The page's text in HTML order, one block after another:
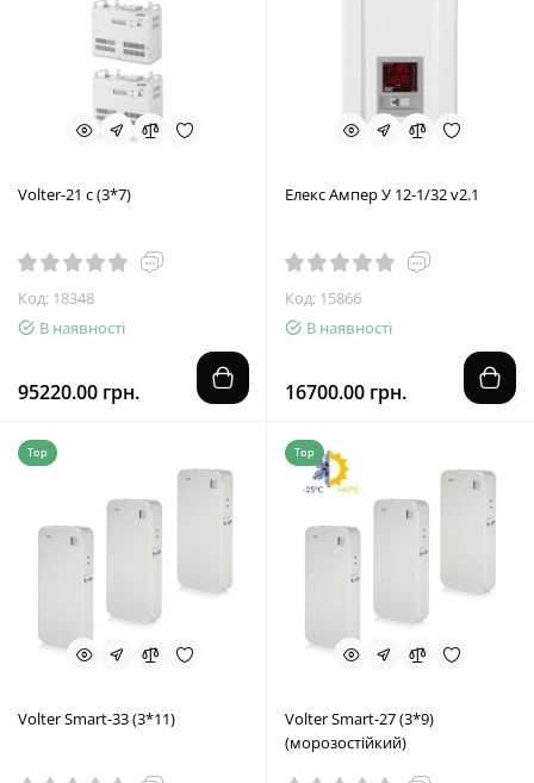
Volter-21 с (3*7)
Код: 18348
В наявності
95220.00 грн.
Елекс Ампер У 12-1/32 v2.1
Код: 15866
В наявності
16700.00 грн.
Top
Volter Smart-33 (3*11)
Top
Volter Smart-27 (3*9)
(морозостійкий)